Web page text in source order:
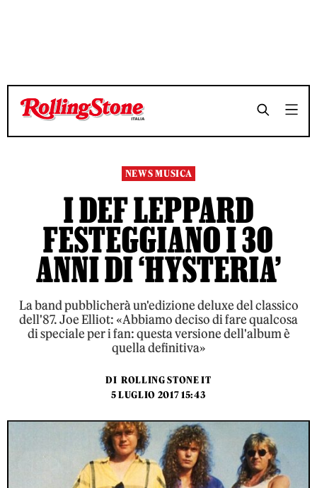
TEMPO DI LETTURA 3 MINUTI SHARE
TEMPO DI LETTURA 3 MINUTI SHARE
NEWS MUSICA
I DEF LEPPARD
FESTEGGIANO I 30
ANNI DI ‘HYSTERIA’
La band pubblicherà un'edizione deluxe del classico
dell'87. Joe Elliot: «Abbiamo deciso di fare qualcosa
di speciale per i fan: questa versione dell'album è
quella definitiva»
DI ROLLING STONE IT
5 LUGLIO 2017 15:43